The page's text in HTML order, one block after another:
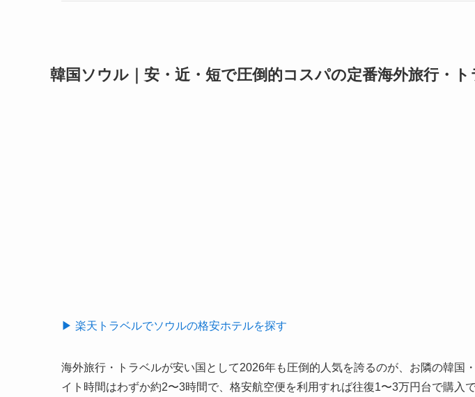
韓国ソウル｜安・近・短で圧倒的コスパの定番海外旅行・
▶ 楽天トラベルでソウルの格安ホテルを探す
海外旅行・トラベルが安い国として2026年も圧倒的人気を誇るのが、お隣の韓国
イト時間はわずか約2〜3時間で、格安航空便を利用すれば往復1〜3万円台で購入